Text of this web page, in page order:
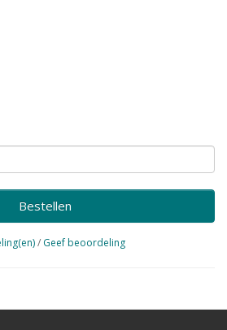
Bestellen
/ Geef beoordeling